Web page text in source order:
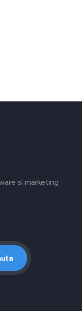
si marketing